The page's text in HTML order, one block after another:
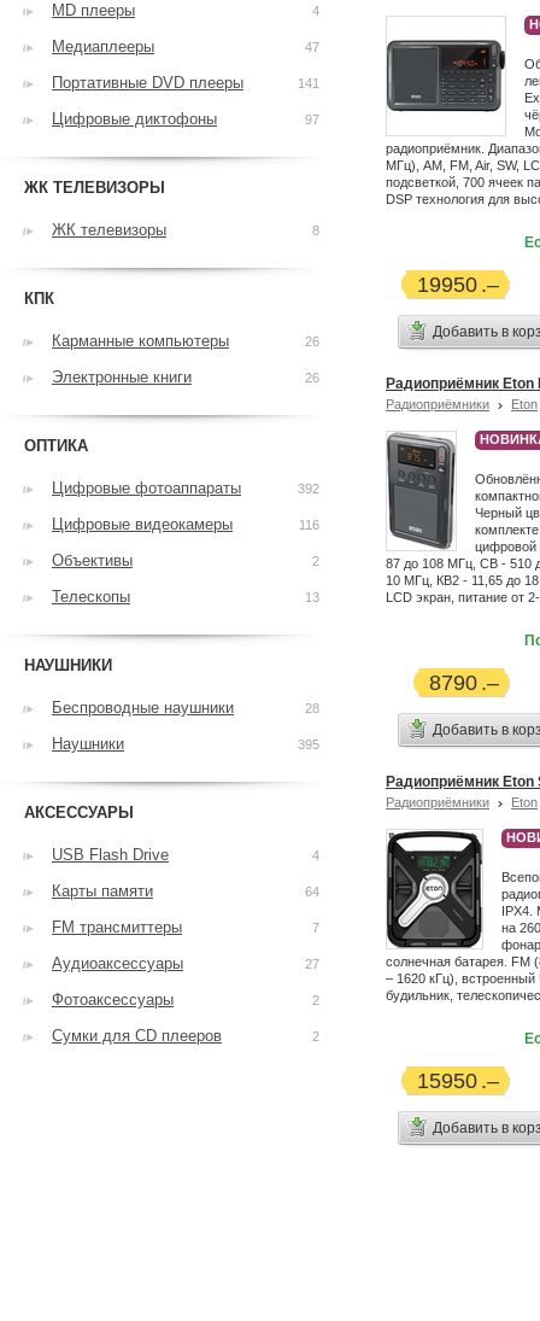
радиоприёмник.
МГц), AM, FM, Air, SW,
подсветкой, 700 ячеек
DSP технология для
19950
Добавить в
Радиоприёмник Eton
Радиоприёмники Eton
Черный
цифровой
87 до 108 МГц, СВ - 510
10 МГц, КВ2 - 11,65 до
LCD экран, питание от
8790
Добавить в
Радиоприёмник Eton
Радиоприёмники Eton
IPX4.
на
солнечная батарея.
– 1620 кГц), встроенный
будильник,
15950
Добавить в
MD плееры 4
Медиаплееры 47
Портативные DVD плееры 141
Цифровые диктофоны 97
ЖК ТЕЛЕВИЗОРЫ
ЖК телевизоры 8
КПК
Карманные компьютеры 26
Электронные книги 26
ОПТИКА
Цифровые фотоаппараты 392
Цифровые видеокамеры 116
Объективы 2
Телескопы 13
НАУШНИКИ
Беспроводные наушники 28
Наушники 395
АКСЕССУАРЫ
USB Flash Drive 4
Карты памяти 64
FM трансмиттеры 7
Аудиоаксессуары 27
Фотоаксессуары 2
Сумки для CD плееров 2